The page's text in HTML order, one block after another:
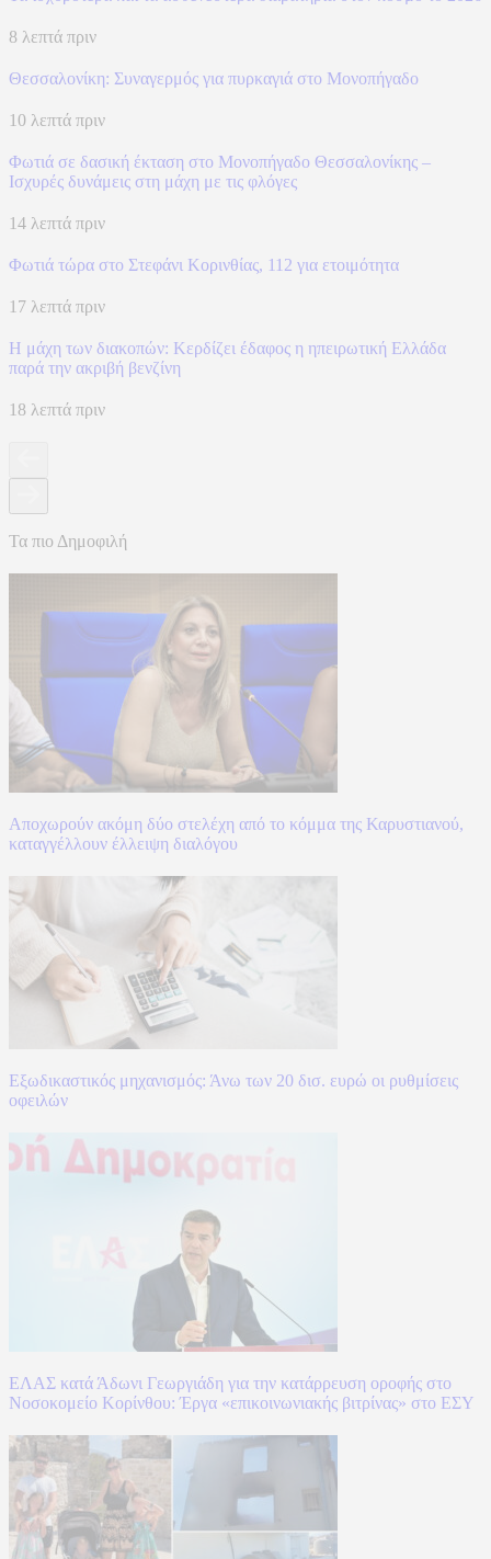
8 λεπτά πριν
Θεσσαλονίκη: Συναγερμός για πυρκαγιά στο Μονοπήγαδο
10 λεπτά πριν
Φωτιά σε δασική έκταση στο Μονοπήγαδο Θεσσαλονίκης –
Ισχυρές δυνάμεις στη μάχη με τις φλόγες
14 λεπτά πριν
Φωτιά τώρα στο Στεφάνι Κορινθίας, 112 για ετοιμότητα
17 λεπτά πριν
Η μάχη των διακοπών: Κερδίζει έδαφος η ηπειρωτική Ελλάδα
παρά την ακριβή βενζίνη
18 λεπτά πριν
Τα πιο Δημοφιλή
Αποχωρούν ακόμη δύο στελέχη από το κόμμα της Καρυστιανού,
καταγγέλλουν έλλειψη διαλόγου
Εξωδικαστικός μηχανισμός: Άνω των 20 δισ. ευρώ οι ρυθμίσεις
οφειλών
ΕΛΑΣ κατά Άδωνι Γεωργιάδη για την κατάρρευση οροφής στο
Νοσοκομείο Κορίνθου: Έργα «επικοινωνιακής βιτρίνας» στο ΕΣΥ